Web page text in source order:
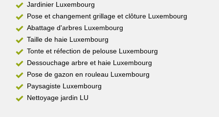
Jardinier Luxembourg
Pose et changement grillage et clôture Luxembourg
Abattage d'arbres Luxembourg
Taille de haie Luxembourg
Tonte et réfection de pelouse Luxembourg
Dessouchage arbre et haie Luxembourg
Pose de gazon en rouleau Luxembourg
Paysagiste Luxembourg
Nettoyage jardin LU